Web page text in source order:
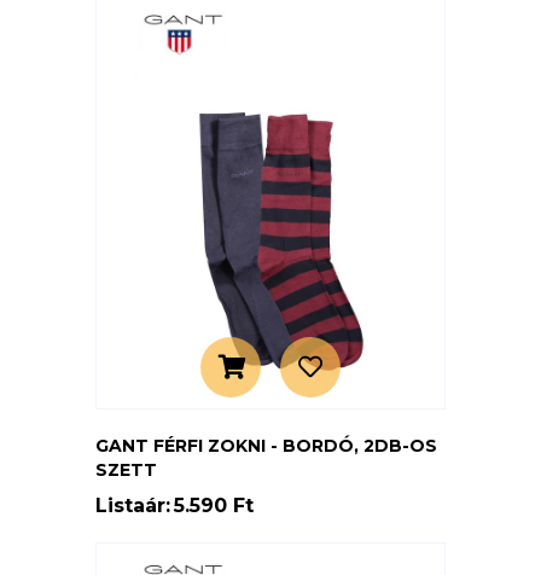
GANT FÉRFI ZOKNI - BORDÓ, 2DB-OS
SZETT
Listaár:5.590 Ft